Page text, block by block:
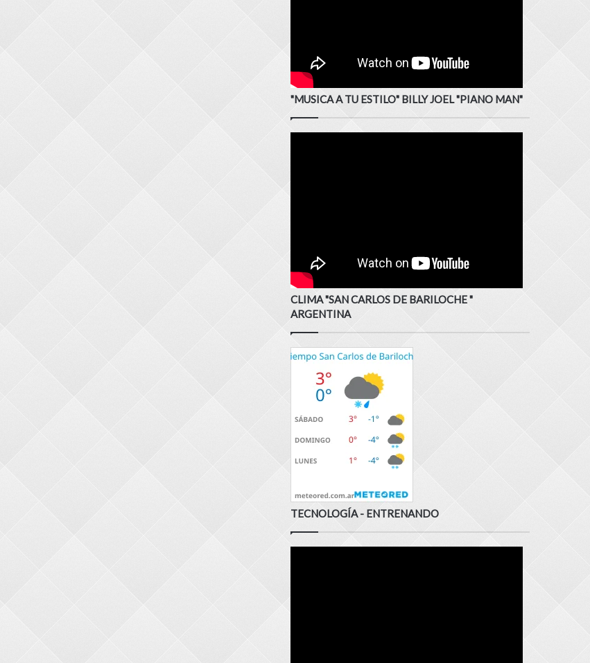
"MUSICA A TU ESTILO" BILLY JOEL "PIANO MAN"
CLIMA "SAN CARLOS DE BARILOCHE "
ARGENTINA
TECNOLOGÍA - ENTRENANDO